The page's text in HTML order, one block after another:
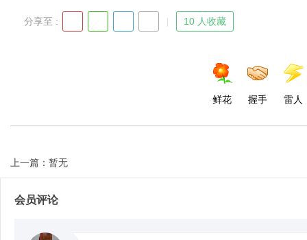
分享至 : 10 人收藏
鲜花 握手 雷人
上一篇：暂无
会员评论